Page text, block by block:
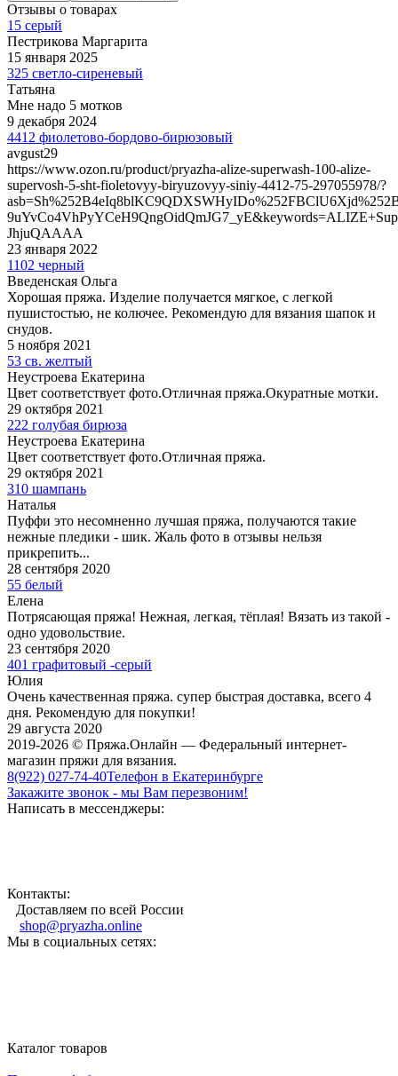
Отзывы о товарах
15 серый
Пестрикова Маргарита
15 января 2025
325 светло-сиреневый
Татьяна
Мне надо 5 мотков
9 декабря 2024
4412 фиолетово-бордово-бирюзовый
avgust29
https://www.ozon.ru/product/pryazha-alize-superwash-100-alize-
supervosh-5-sht-fioletovyy-biryuzovyy-siniy-4412-75-297055978/?
JhjuQAAAA
23 января 2022
1102 черный
Введенская Ольга
Хорошая пряжа. Изделие получается мягкое, с легкой
пушистостью, не колючее. Рекомендую для вязания шапок и
снудов.
5 ноября 2021
53 св. желтый
Неустроева Екатерина
Цвет соответствует фото.Отличная пряжа.Окуратные мотки.
29 октября 2021
222 голубая бирюза
Неустроева Екатерина
Цвет соответствует фото.Отличная пряжа.
29 октября 2021
310 шампань
Наталья
Пуффи это несомненно лучшая пряжа, получаются такие
нежные пледики - шик. Жаль фото в отзывы нельзя
прикрепить...
28 сентября 2020
55 белый
Елена
Потрясающая пряжа! Нежная, легкая, тёплая! Вязать из такой -
одно удовольствие.
23 сентября 2020
401 графитовый -серый
Юлия
Очень качественная пряжа. супер быстрая доставка, всего 4
дня. Рекомендую для покупки!
29 августа 2020
2019-2026 © Пряжа.Онлайн — Федеральный интернет-
магазин пряжи для вязания.
8(922) 027-74-40Телефон в Екатеринбурге
Закажите звонок - мы Вам перезвоним!
Написать в мессенджеры:
Контакты:
Доставляем по всей России
shop@pryazha.online
Мы в социальных сетях:
Каталог товаров